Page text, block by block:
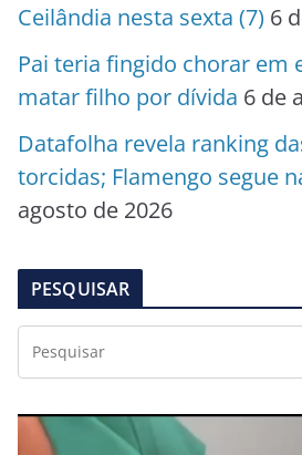
Ceilândia nesta sexta (7) 6
Pai teria fingido chorar em
matar filho por dívida 6 de
Datafolha revela ranking
torcidas; Flamengo segue
agosto de 2026
PESQUISAR